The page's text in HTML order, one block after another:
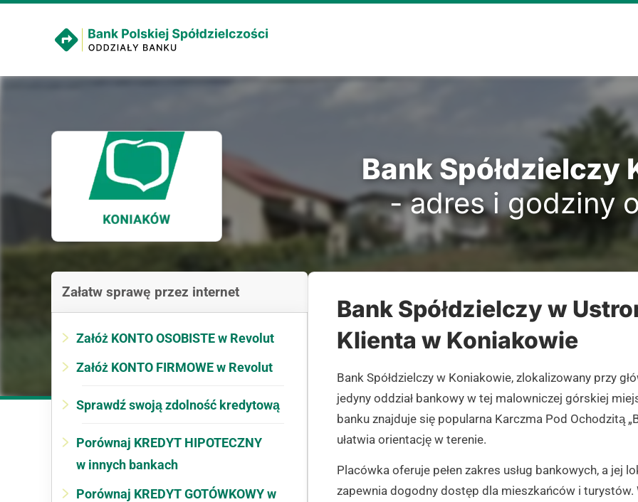
Bank Spółdzielczy
- adres i godziny
Załatw sprawę przez internet
Załóż KONTO OSOBISTE w Revolut
Załóż KONTO FIRMOWE w Revolut
Sprawdź swoją zdolność kredytową
Porównaj KREDYT HIPOTECZNY
w innych bankach
Porównaj KREDYT GOTÓWKOWY w
Bank Spółdzielczy w
Klienta w Koniakowie
Bank Spółdzielczy w Koniakowie, zlokalizowany przy
jedyny oddział bankowy w tej malowniczej górskiej
banku znajduje się popularna Karczma Pod Ochodzitą
ułatwia orientację w terenie.
Placówka oferuje pełen zakres usług bankowych, a jej
zapewnia dogodny dostęp dla mieszkańców i turystów.